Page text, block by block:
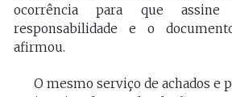
ocorrência para que
responsabilidade e o
afirmou.
O mesmo serviço de achados e